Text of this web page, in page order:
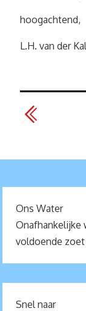
hoogachtend,
L.H. van der
Ons Water
Onafhankelijke
voldoende
Snel naar